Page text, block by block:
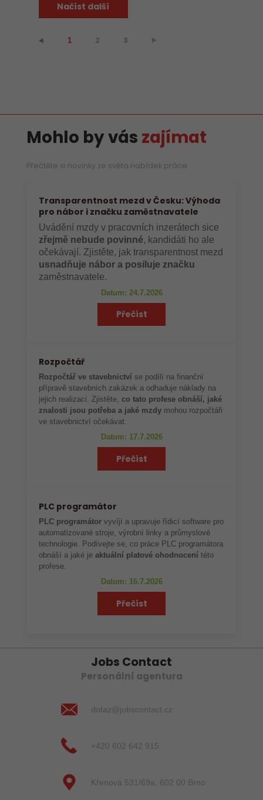
Načíst další
⯇ 1 2 3 ⯈
Mohlo by vás zajímat
Přečtěte si novinky ze světa nabídek práce
Transparentnost mezd v Česku: Výhoda
pro nábor i značku zaměstnavatele
Uvádění mzdy v pracovních inzerátech sice
zřejmě nebude povinné, kandidáti ho ale
očekávají. Zjistěte, jak transparentnost mezd
usnadňuje nábor a posiluje značku
zaměstnavatele.
Datum: 24.7.2026
Přečíst
Rozpočtář
Rozpočtář ve stavebnictví se podílí na finanční
přípravě stavebních zakázek a odhaduje náklady na
jejich realizaci. Zjistěte,co tato profese obnáší, jaké
znalosti jsou potřeba a jaké mzdy mohou rozpočtáři
ve stavebnictví očekávat.
Datum: 17.7.2026
Přečíst
PLC programátor
PLC programátor vyvíjí a upravuje řídicí software pro
automatizované stroje, výrobní linky a průmyslové
technologie. Podívejte se, co práce PLC programátora
obnáší a jaké je aktuální platové ohodnocení této
profese.
Datum: 16.7.2026
Přečíst
Jobs Contact
Personální agentura
dotaz@jobscontact.cz
+420 602 642 915
Křenová 531/69a, 602 00 Brno